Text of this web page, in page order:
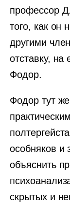
профессор
того, как он
другими
отставку,
Фодор.
Фодор тут
особняков и
объяснить
скрытых и